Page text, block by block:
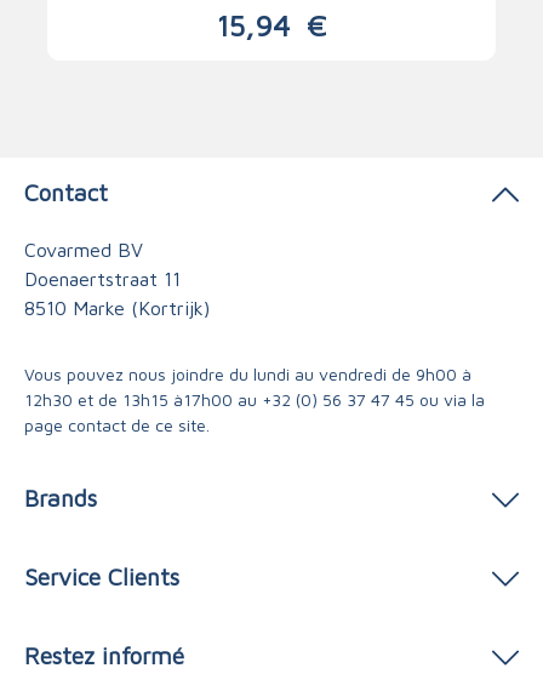
15,94 €
Contact
Covarmed BV
Doenaertstraat 11
8510 Marke (Kortrijk)
Vous pouvez nous joindre du lundi au vendredi de 9h00 à
12h30 et de 13h15 à17h00 au +32 (0) 56 37 47 45 ou via la
page contact de ce site.
Brands
Service Clients
Restez informé